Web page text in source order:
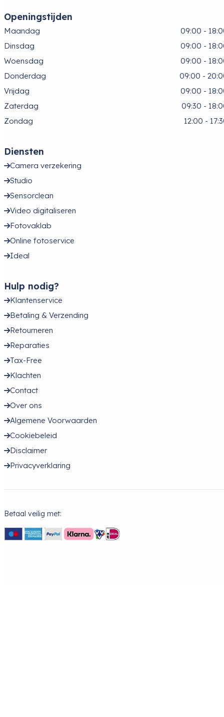
Openingstijden
Maandag
09:00 -
Dinsdag
09:00 -
Woensdag
09:00 -
Donderdag
09:00 -
Vrijdag
09:00 -
Zaterdag
09:30 -
Zondag
12:00 -
Diensten
Camera verzekering
Studio
Sensorclean
Video digitaliseren
Fotovaklab
Online fotoservice
Ideal
Hulp nodig?
Klantenservice
Betaling & Verzending
Retourneren
Reparaties
Tax-Free
Klachten
Contact
Over ons
Algemene Voorwaarden
Cookiebeleid
Disclaimer
Privacyverklaring
Betaal veilig met: